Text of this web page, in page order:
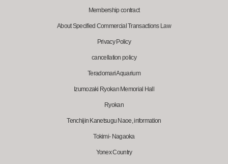
Membership contract
About Specified Commercial Transactions Law
Privacy Policy
cancellation policy
Teradomari Aquarium
Izumozaki Ryokan Memorial Hall
Ryokan
Tenchijin Kanetsugu Naoe, information
Tokimi- Nagaoka
Yonex Country